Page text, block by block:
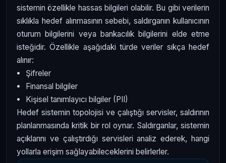
sistemin özellikle hassas bilgileri olabilir. Bu gibi verilerin
sıklıkla hedef alınmasının sebebi, saldırganın kullanıcının
oturum bilgilerini veya bankacılık bilgilerini elde etme
isteğidir. Özellikle aşağıdaki türde veriler sıkça hedef
alınır:
Şifreler
Finansal bilgiler
Kişisel tanımlayıcı bilgiler (PII)
Hedef sistemin topolojisi ve çalıştığı servisler, saldırının
planlanmasında kritik bir rol oynar. Saldırganlar, sistemin
açıklarını ve çalıştırdığı servisleri analiz ederek, hangi
yollarla erişim sağlayabileceklerini belirlerler.